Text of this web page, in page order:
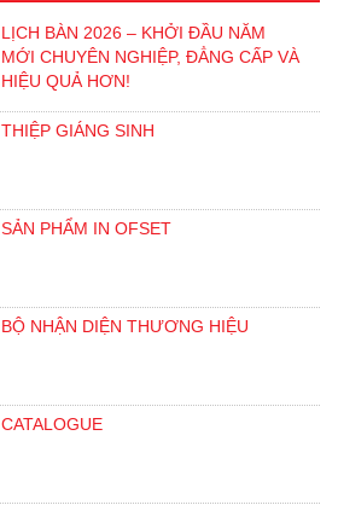
LỊCH BÀN 2026 – KHỞI ĐẦU NĂM
MỚI CHUYÊN NGHIỆP, ĐẲNG CẤP VÀ
HIỆU QUẢ HƠN!
THIỆP GIÁNG SINH
SẢN PHẨM IN OFSET
BỘ NHẬN DIỆN THƯƠNG HIỆU
CATALOGUE